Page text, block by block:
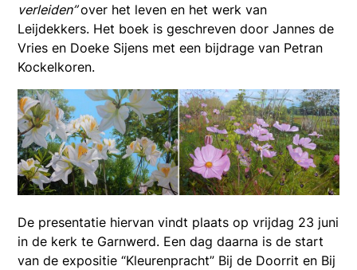
verleiden”over het leven en het werk van
Leijdekkers. Het boek is geschreven door Jannes de
Vries en Doeke Sijens met een bijdrage van Petran
Kockelkoren.
De presentatie hiervan vindt plaats op vrijdag 23 juni
in de kerk te Garnwerd. Een dag daarna is de start
van de expositie “Kleurenpracht” Bij de Doorrit en Bij